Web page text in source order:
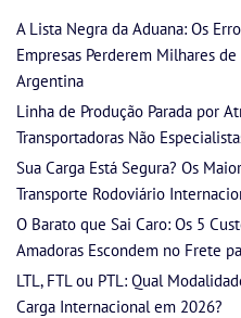
A Lista Negra da Aduana: Os
Empresas Perderem Milhares
Argentina
Linha de Produção Parada por
Transportadoras Não
Sua Carga Está Segura? Os
Transporte Rodoviário
O Barato que Sai Caro: Os 5
Amadoras Escondem no Frete
LTL, FTL ou PTL: Qual
Carga Internacional em 2026?